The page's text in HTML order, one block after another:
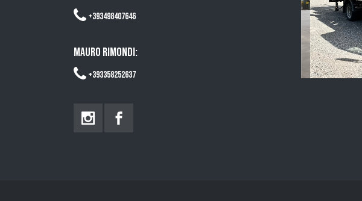
+393498407646
MAURO RIMONDI:
+393358252637